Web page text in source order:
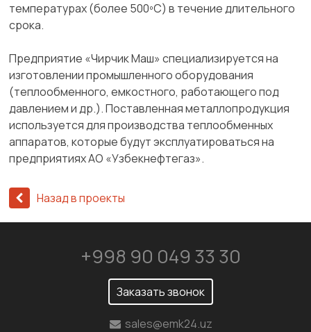
температурах (более 500ºС) в течение длительного
срока.
Предприятие «Чирчик Маш» специализируется на
изготовлении промышленного оборудования
(теплообменного, емкостного, работающего под
давлением и др.). Поставленная металлопродукция
используется для производства теплообменных
аппаратов, которые будут эксплуатироваться на
предприятиях АО «Узбекнефтегаз».
Назад в проекты
+998 90 049 33 30
Заказать звонок
sales@emk24.uz